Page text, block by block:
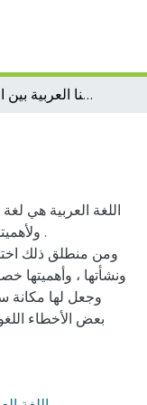
دراسة كتاب:لغتنا العربية بين الواقع والمأمول
اللغة العربية هي
ومن منطلق ذلك
ونشأتها ، وأهميتها
وجعل لها مكانة
بعض الأخطاء